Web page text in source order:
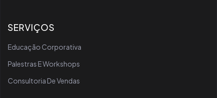
SERVIÇOS
Educação Corporativa
Palestras E Workshops
Consultoria De Vendas